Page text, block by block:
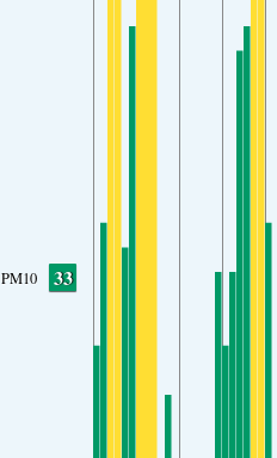
PM10 33